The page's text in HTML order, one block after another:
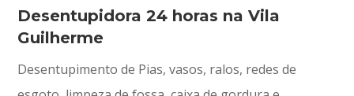
Desentupidora 24 horas na Vila
Guilherme
Desentupimento de Pias, vasos, ralos, redes de